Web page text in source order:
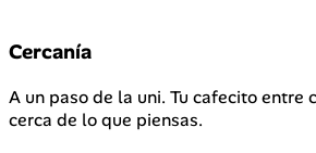
Cercanía
A un paso de la uni. Tu cafecito entre
cerca de lo que piensas.